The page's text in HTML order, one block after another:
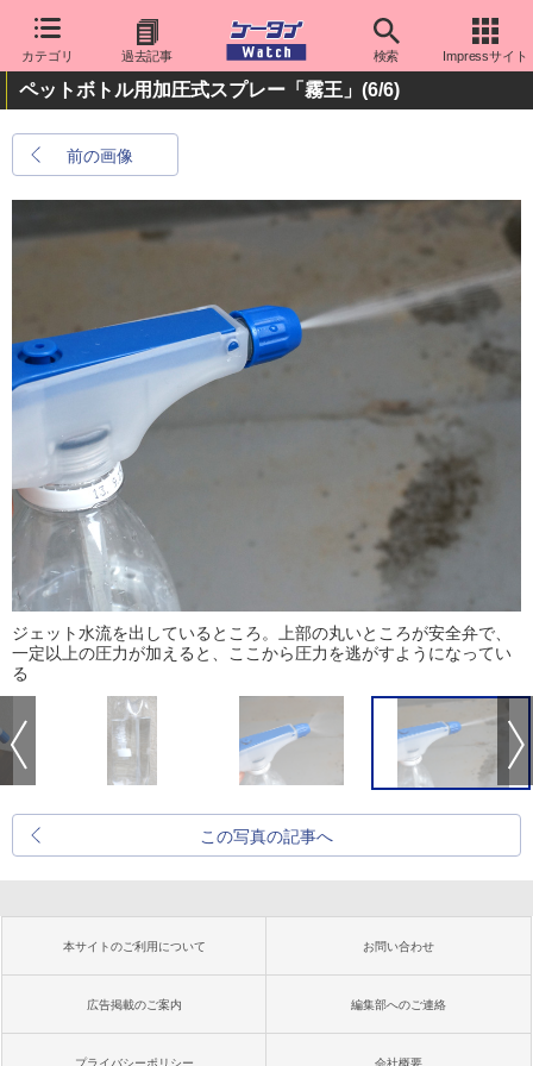
カテゴリ 過去記事 検索 Impressサイト
ペットボトル用加圧式スプレー「霧王」 (6/6)
前の画像
ジェット水流を出しているところ。上部の丸いところが安全弁で、
一定以上の圧力が加えると、ここから圧力を逃がすようになってい
る
この写真の記事へ
本サイトのご利用について お問い合わせ
広告掲載のご案内 編集部へのご連絡
プライバシーポリシー 会社概要